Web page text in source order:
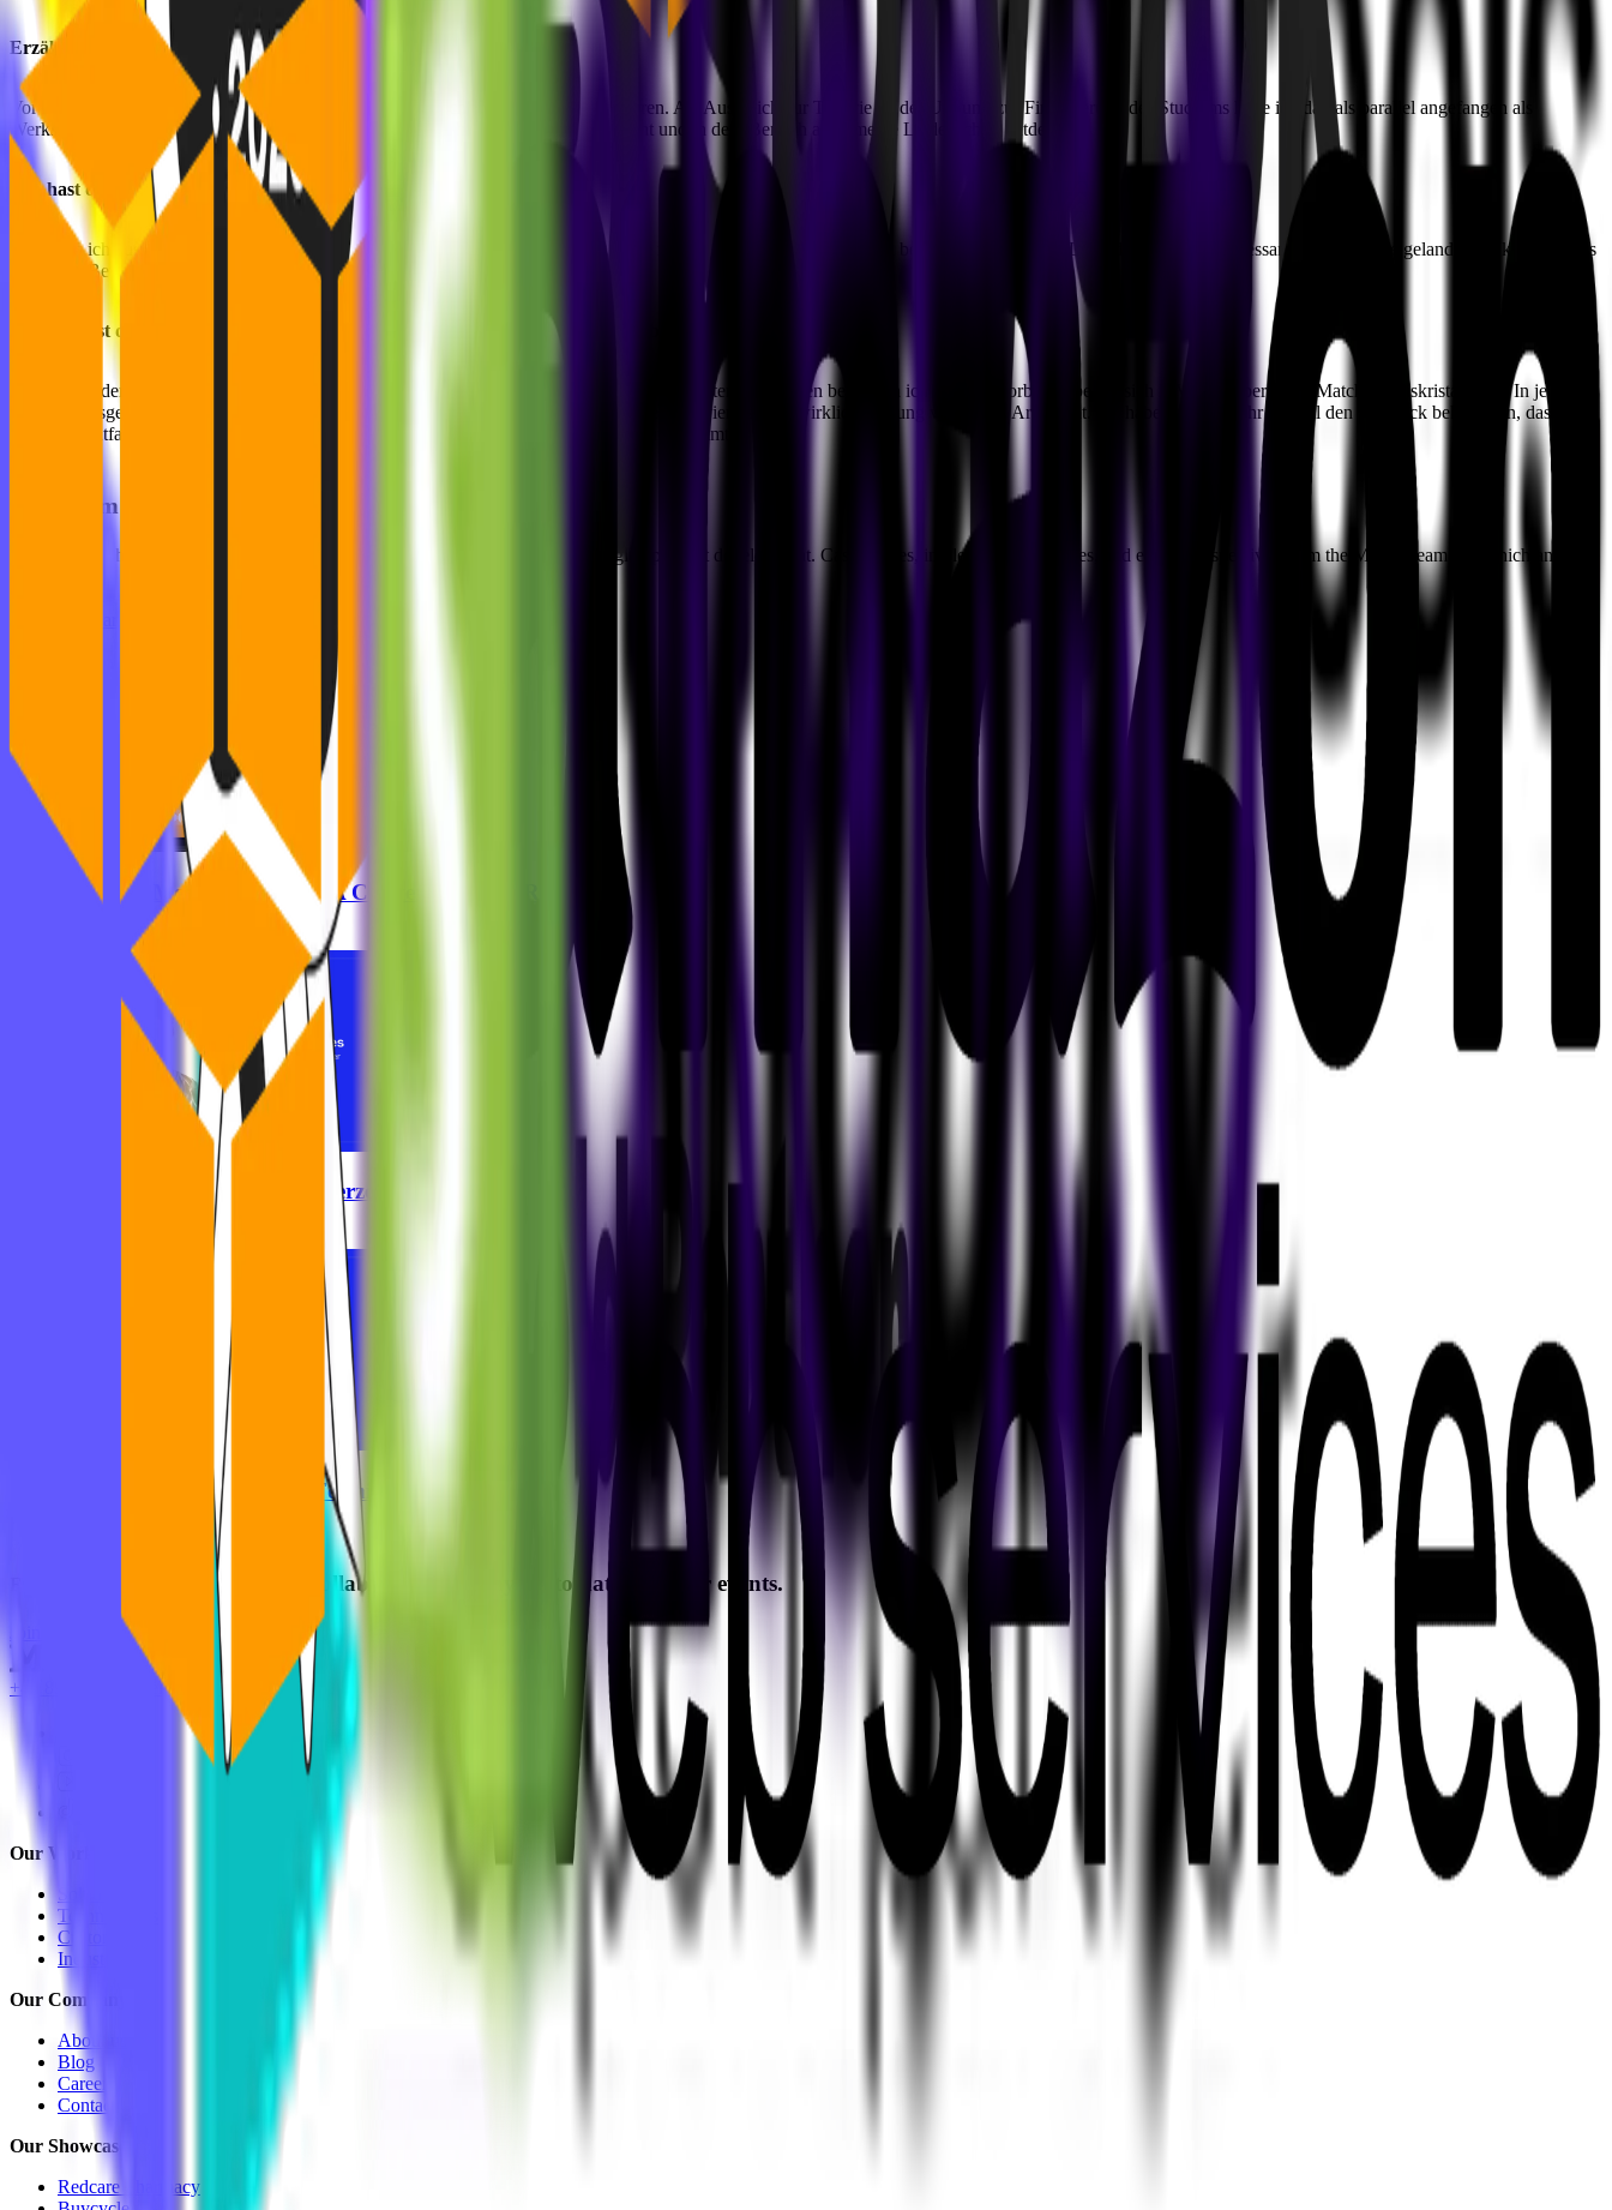
Erzähl uns ein wenig über deinen Background!
Vor mittlerweile 3 1/2 Jahren habe ich angefangen in München Informatik zu studieren. Als Ausgleich zur Theorie an der Uni und zur Finanzierung des Studiums habe ich damals parallel angefangen als
Werkstudent im Web Development zu arbeiten. In der Zeit habe ich super viel gelernt und in dem Bereich auch meine Leidenschaft entdeckt.
Wie hast du von MVST erfahren?
Nachdem ich aus meinem Auslandssemester zurück war habe ich mich auf die Suche nach neuen Herausforderungen begeben und bin über LinkedIn bei einer interessanten Jobanzeige gelandet. So kam es, dass
ich meine Bewerbung zu MVST gesendet habe.
Warum hast du dich für die Stelle als Werkstudent im Full Stack Development bei MVST entschieden?
Ich war auf der Suche nach einer neuen Herausforderung und einem motivierten Umfeld. Unter den Firmen bei denen ich mich beworben habe hat sich MVST als perfektes Match herauskristallisiert. In jedem
Bewerbungsgespräch hatte ich das Gefühl in ein Team zu kommen, in dem jeder super motiviert ist und wirklich Ahnung von seiner Arbeit hat. Ich habe dadurch sehr schnell den Eindruck bekommen, das ich
mich hier entfalten und wachsen kann, gleichzeitig aber auch das Studium nicht zu kurz kommt.
Newsroom
Practical insights on AI integration, headless e-commerce, UX/UI design, and digital product development. Case studies, implementation guides, and expert perspectives from the MVST team in Munich and
Zurhorst Meditation Shop: A Conversion-First Relaunch
Ghida El Badri
Welcome to MVST, Tudor Verzes
Jul 20, 2026
Welcome to MVST, Marc Fermín
Jun 29, 2026
Friends of Figma MunichConnect, collaborate, and stay up to date with our events.
Join the Community
+49 8937001279 hello@mvst.co
Our Work
Technologies
Customers
Industries
Our Company
About us
Blog
Career
Contact
Our Showcases
Redcare Pharmacy